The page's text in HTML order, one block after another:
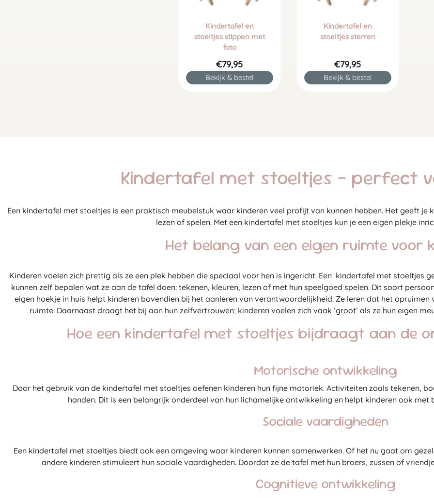
Kindertafel en
stoeltjes stippen met
foto
€79,95
Bekijk & bestel
Kindertafel en
stoeltjes sterren
€79,95
Bekijk & bestel
Kindertafel met stoeltjes - perfect
Een kindertafel met stoeltjes is een praktisch meubelstuk waar kinderen veel profijt van kunnen hebben. Het geeft
lezen of spelen. Met een kindertafel met stoeltjes kun je een eigen plekje
Het belang van een eigen ruimte voor
Kinderen voelen zich prettig als ze een plek hebben die speciaal voor hen is ingericht. Een kindertafel met stoeltjes
kunnen zelf bepalen wat ze aan de tafel doen: tekenen, kleuren, lezen of met hun speelgoed spelen. Dit soort
eigen hoekje in huis helpt kinderen bovendien bij het aanleren van verantwoordelijkheid. Ze leren dat het
ruimte. Daarnaast draagt het bij aan hun zelfvertrouwen; kinderen voelen zich vaak ‘groot’ als ze hun eigen
Hoe een kindertafel met stoeltjes bijdraagt aan de
Motorische ontwikkeling
Door het gebruik van de kindertafel met stoeltjes oefenen kinderen hun fijne motoriek. Activiteiten zoals tekenen,
handen. Dit is een belangrijk onderdeel van hun lichamelijke ontwikkeling en helpt kinderen ook
Sociale vaardigheden
Een kindertafel met stoeltjes biedt ook een omgeving waar kinderen kunnen samenwerken. Of het nu gaat om
andere kinderen stimuleert hun sociale vaardigheden. Doordat ze de tafel met hun broers, zussen of
Cognitieve ontwikkeling